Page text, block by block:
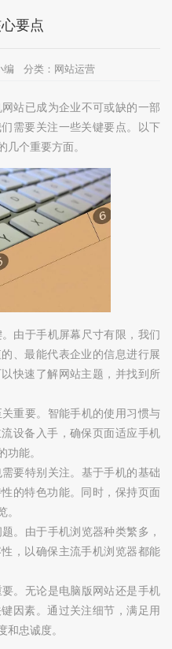
要点
编 分类：网站运营
站已成为企业不可或缺的一部
需要关注一些关键要点。以下
个重要方面。
由于手机屏幕尺寸有限，我们
、最能代表企业的信息进行展
快速了解网站主题，并找到所
重要。智能手机的使用习惯与
设备入手，确保页面适应手机
能。
要特别关注。基于手机的基础
的特色功能。同时，保持页面
。由于手机浏览器种类繁多，
，以确保主流手机浏览器都能
。无论是电脑版网站还是手机
因素。通过关注细节，满足用
忠诚度。